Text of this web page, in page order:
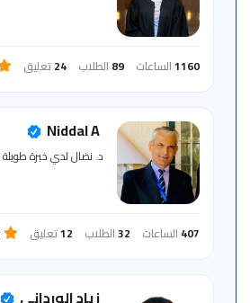
1160الساعات 89 الطلاب 24تعليق
Niddal A
د. نضال لدي خبرة
407 الساعات 32الطلاب 12تعليق
زياد الورداني